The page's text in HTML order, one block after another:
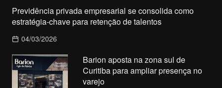
Previdência privada empresarial se consolida como
estratégia-chave para retenção de talentos
04/03/2026
Barion aposta na zona sul de
Curitiba para ampliar presença no
varejo